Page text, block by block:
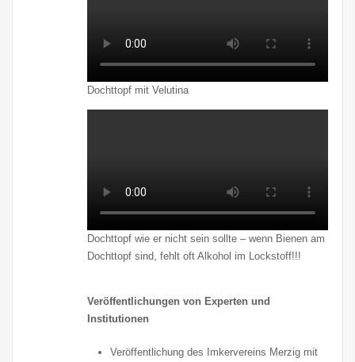
Dochttopf mit Velutina
Dochttopf wie er nicht sein sollte – wenn Bienen am
Dochttopf sind, fehlt oft Alkohol im Lockstoff!!!
Veröffentlichungen von Experten und
Institutionen
Veröffentlichung des Imkervereins Merzig mit